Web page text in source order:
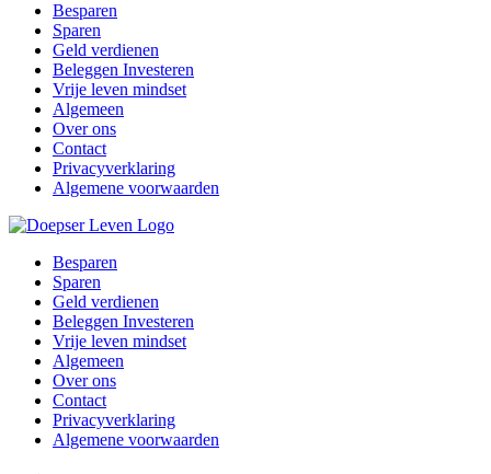
Besparen
Sparen
Geld verdienen
Beleggen Investeren
Vrije leven mindset
Algemeen
Over ons
Contact
Privacyverklaring
Algemene voorwaarden
Besparen
Sparen
Geld verdienen
Beleggen Investeren
Vrije leven mindset
Algemeen
Over ons
Contact
Privacyverklaring
Algemene voorwaarden